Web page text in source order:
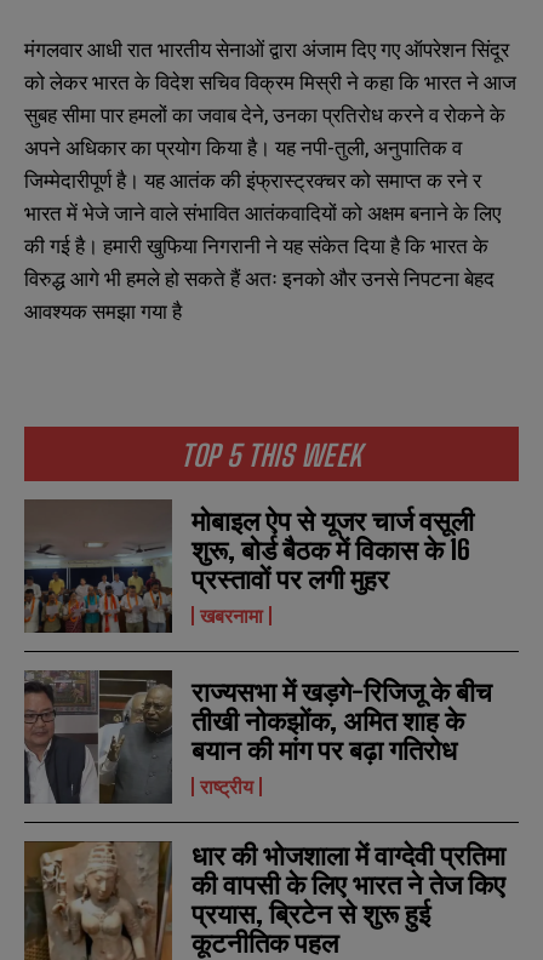
a
m
e
*
E
a
i
*
N
u
m
b
e
a
m
e
*
E
a
i
*
N
u
m
b
e
TOP 5 THIS WEEK
मोबाइल ऐप से यूजर चार्ज वसूली
शुरू, बोर्ड बैठक में विकास के 16
प्रस्तावों पर लगी मुहर
खबरनामा
राज्यसभा में खड़गे-रिजिजू के बीच
तीखी नोकझोंक, अमित शाह के
बयान की मांग पर बढ़ा गतिरोध
राष्ट्रीय
धार की भोजशाला में वाग्देवी प्रतिमा
की वापसी के लिए भारत ने तेज किए
प्रयास, ब्रिटेन से शुरू हुई
कूटनीतिक पहल
मंगलवार आधी रात भारतीय सेनाओं द्वारा अंजाम दिए गए ऑपरेशन सिंदूर
को लेकर भारत के विदेश सचिव विक्रम मिस्री ने कहा कि भारत ने आज
सुबह सीमा पार हमलों का जवाब देने, उनका प्रतिरोध करने व रोकने के
अपने अधिकार का प्रयोग किया है। यह नपी-तुली, अनुपातिक व
जिम्मेदारीपूर्ण है। यह आतंक की इंफ्रास्ट्रक्चर को समाप्त क रने र
भारत में भेजे जाने वाले संभावित आतंकवादियों को अक्षम बनाने के लिए
की गई है। हमारी खुफिया निगरानी ने यह संकेत दिया है कि भारत के
विरुद्ध आगे भी हमले हो सकते हैं अतः इनको और उनसे निपटना बेहद
आवश्यक समझा गया है